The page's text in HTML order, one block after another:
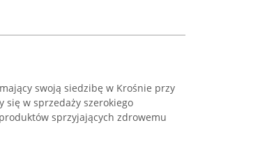
swoją siedzibę w Krośnie przy
się w sprzedaży szerokiego
sprzyjających zdrowemu